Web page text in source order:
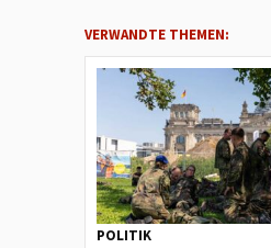
VERWANDTE THEMEN:
POLITIK